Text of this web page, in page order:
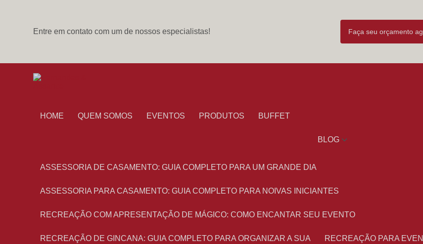
Entre em contato com um de nossos especialistas! Faça seu orçamento
HOME QUEM SOMOS EVENTOS PRODUTOS BUFFET
BLOG
ASSESSORIA DE CASAMENTO: GUIA COMPLETO PARA UM GRANDE DIA
ASSESSORIA PARA CASAMENTO: GUIA COMPLETO PARA NOIVAS INICIANTES
RECREAÇÃO COM APRESENTAÇÃO DE MÁGICO: COMO ENCANTAR SEU EVENTO
RECREAÇÃO DE GINCANA: GUIA COMPLETO PARA ORGANIZAR A SUA RECREAÇÃO PARA